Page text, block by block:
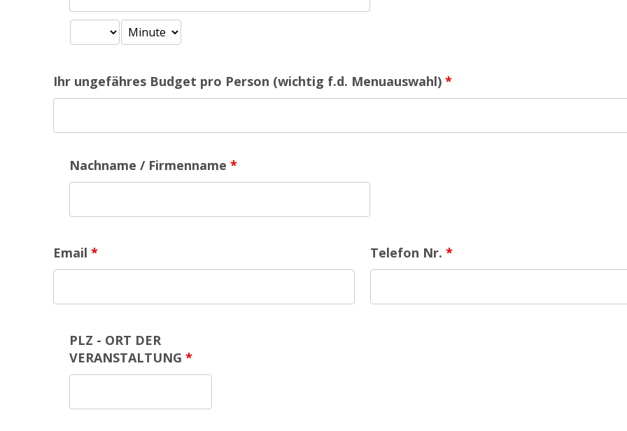
Ihr ungefähres Budget pro Person (wichtig f.d. Menuauswahl) *
Nachname / Firmenname *
Email * Telefon Nr.*
PLZ - ORT DER
VERANSTALTUNG *